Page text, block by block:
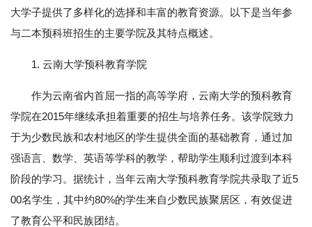
大学子提供了多样化的选择和丰富的教育资源。以下是当年参
与二本预科班招生的主要学院及其特点概述。
1. 云南大学预科教育学院
作为云南省内首屈一指的高等学府，云南大学的预科教育
学院在2015年继续承担着重要的招生与培养任务。该学院致力
于为少数民族和农村地区的学生提供全面的基础教育，通过加
强语言、数学、英语等学科的教学，帮助学生顺利过渡到本科
阶段的学习。据统计，当年云南大学预科教育学院共录取了近5
00名学生，其中约80%的学生来自少数民族聚居区，有效促进
了教育公平和民族团结。